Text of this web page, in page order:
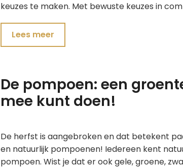
keuzes te maken. Met bewuste keuzes in
Lees meer
De pompoen: een
mee kunt doen!
De herfst is aangebroken en dat betekent
en natuurlijk pompoenen! Iedereen kent
pompoen. Wist je dat er ook gele, groene,